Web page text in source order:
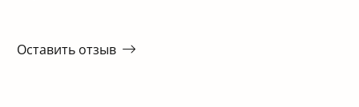
Оставить отзыв